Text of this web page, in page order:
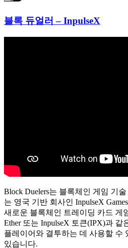
블록 듀얼러 – InpulseX
Block Duelers는 블록체인 게임 기
는 영국 기반 회사인 InpulseX
새로운 블록체인 트레이딩 카드 게
Ether 또는 InpulseX 토큰(IPX)과 같
플레이어와 결투하는 데 사용할 수
있습니다.